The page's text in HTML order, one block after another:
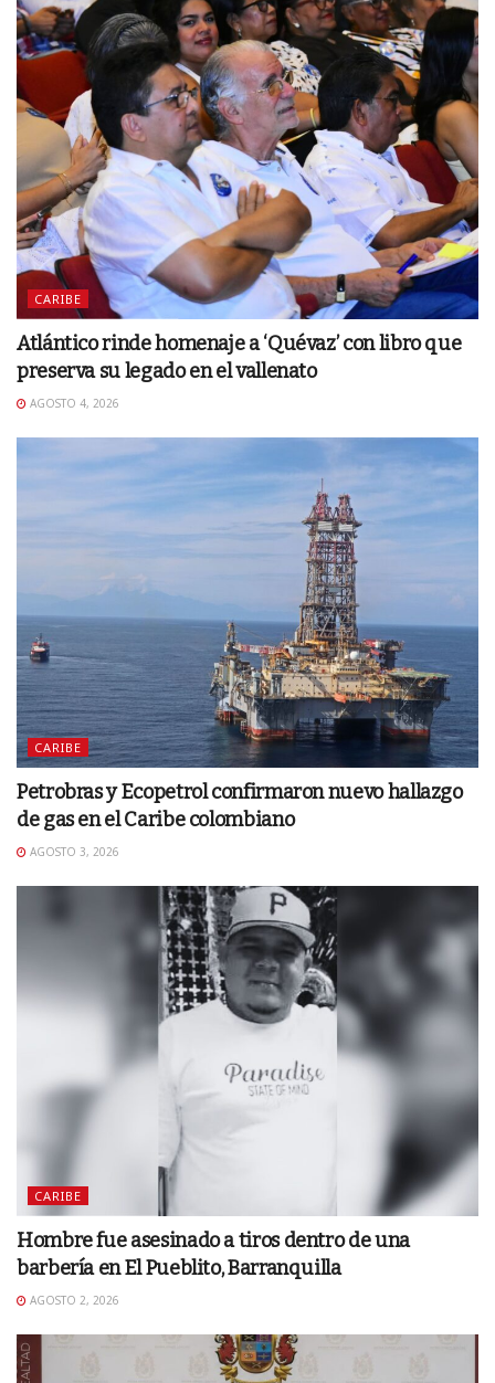
CARIBE
Atlántico rinde homenaje a ‘Quévaz’ con libro que
preserva su legado en el vallenato
AGOSTO 4, 2026
CARIBE
Petrobras y Ecopetrol confirmaron nuevo hallazgo
de gas en el Caribe colombiano
AGOSTO 3, 2026
CARIBE
Hombre fue asesinado a tiros dentro de una
barbería en El Pueblito, Barranquilla
AGOSTO 2, 2026